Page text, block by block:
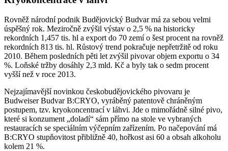
Rovněž národní podnik Budějovický Budvar má za sebou velmi
úspěšný rok. Meziročně zvýšil výstav o 2,5 % na historicky
rekordních 1,457 tis. hl a export do 70 zemí o šest procent na rovněž
rekordních 813 tis. hl. Růstový trend pokračuje nepřetržitě od roku
2010. Během posledních pěti let zvýšil pivovar objem exportu o 34
%. Loňské tržby dosáhly 2,3 mld. Kč a byly tak o sedm procent
vyšší než v roce 2013.
Nejzajímavější novinkou českobudějovického pivovaru je
Budweiser Budvar B:CRYO, vyráběný patentově chráněným
postupem, tzv. kryokoncentrací v láhvi. Jde o mimořádně silné pivo,
které si konzument „doladí“ sám přímo na stole ve vybraných
restauracích se speciálním výčepním zařízením. Po načepování má
B:CRYO stupňovitost přibližně 40, hořkost asi 60 a obsah alkoholu
kolem 21 %.